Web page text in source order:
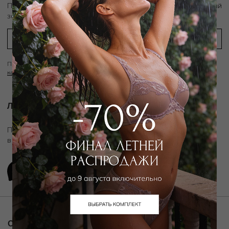
Подпишитесь на рассылку и получитескидку 10% на первый
заказ
Подписываясь на рассылку вы соглашаетесь с условиямиПолитики
конфиденциальности
Личный ассистент.
Подключите личного ассистента "Дикой Орхидеи"
в удобном мессенджере
О компании Покупателям